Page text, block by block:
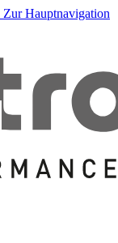
Zur Hauptnavigation